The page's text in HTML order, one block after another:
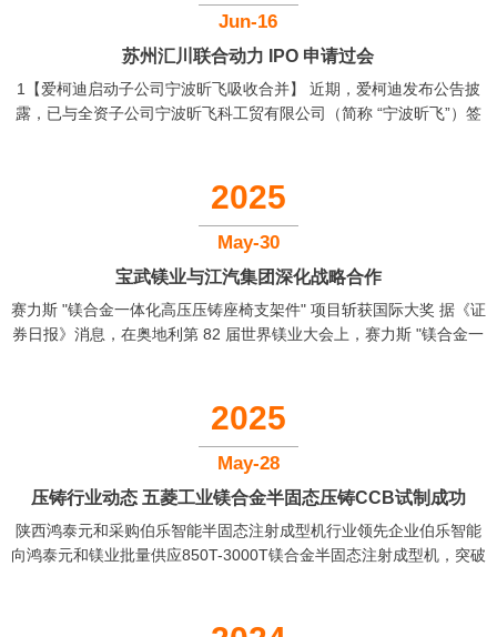
Jun-16
苏州汇川联合动力 IPO 申请过会
1【爱柯迪启动子公司宁波昕飞吸收合并】 近期，爱柯迪发布公告披
露，已与全资子公司宁波昕飞科工贸有限公司（简称 “宁波昕飞”）签
法人资格，爱柯迪继续存续经营，其企业名称、注册资本等登记信息
保持不变。宁波昕飞成立于 2021 年，主营业务涵盖汽车零部件及配
件制造、有色金属合金制造与销售等领域。 2【宜镁泰镁合金成型设
备进军韩国市场】 6 月 13 日，江苏宜镁泰精密制造...
2025
May-30
宝武镁业与江汽集团深化战略合作
赛力斯 "镁合金一体化高压压铸座椅支架件" 项目斩获国际大奖 据《证
券日报》消息，在奥地利第 82 届世界镁业大会上，赛力斯 "镁合金一
破大尺寸薄壁镁合金高压铸造成型工艺，实现零部件 45% 减重。目
前，赛力斯面向量产的超大型一体化压铸镁合金后车体已正式下
线。...
2025
May-28
压铸行业动态 ​五菱工业镁合金半固态压铸CCB试制成功
​陕西鸿泰元和采购伯乐智能半固态注射成型机​ 行业领先企业伯乐智能
向鸿泰元和镁业批量供应850T-3000T镁合金半固态注射成型机，突破
金半固态工艺成功制造超1.5米仪表板横梁支架，单次注射量超8kg，